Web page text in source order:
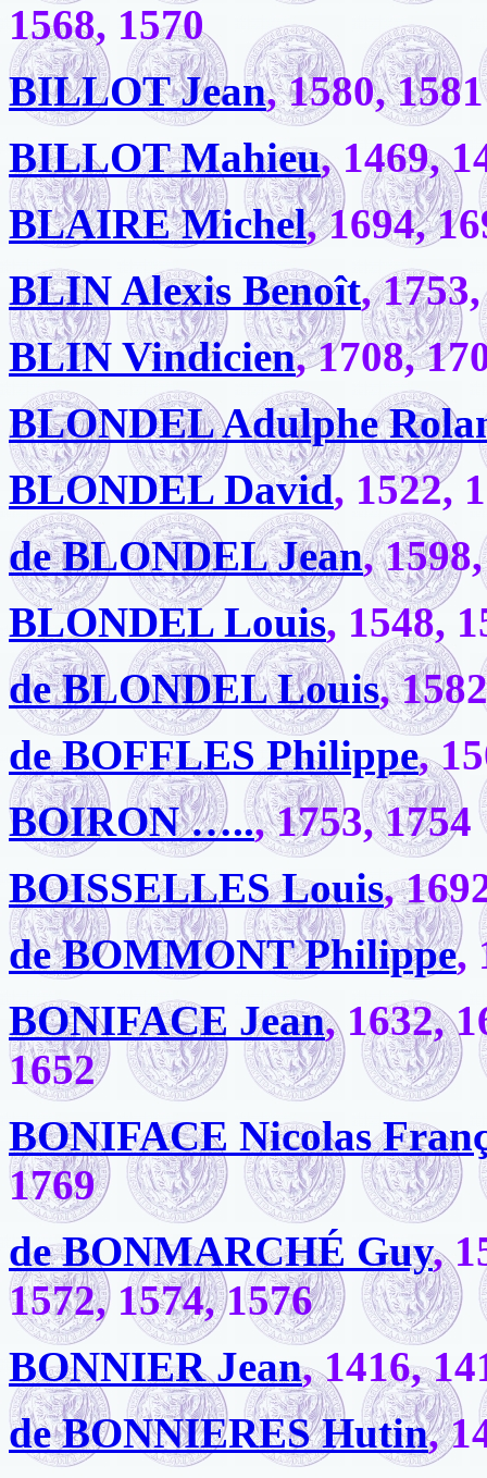
1568, 1570
BILLOT Jean, 1580, 1581
BILLOT Mahieu, 1469,
BLAIRE Michel, 1694,
BLIN Alexis Benoît,
BLIN Vindicien, 1708,
BLONDEL Adulphe
BLONDEL David, 1522,
de BLONDEL Jean,
BLONDEL Louis, 1548,
de BLONDEL Louis, 1582
de BOFFLES Philippe,
BOIRON ….., 1753, 1754
BOISSELLES Louis,
de BOMMONT Philippe,
BONIFACE Jean, 1632,
1652
BONIFACE Nicolas
1769
de BONMARCHÉ Guy,
1572, 1574, 1576
BONNIER Jean, 1416,
de BONNIERES Hutin,